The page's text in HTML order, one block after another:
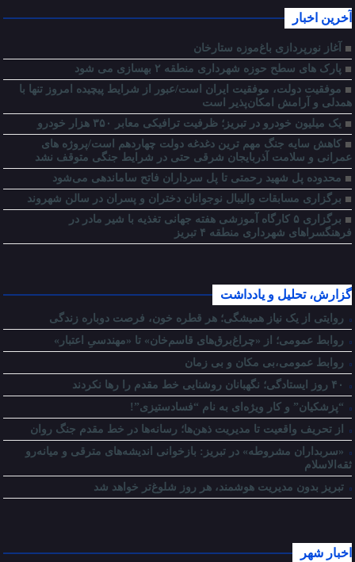
آخرین اخبار
آغاز نورپردازی باغ‌موزه ستارخان
پارک های سطح حوزه شهرداری منطقه ۲ بهسازی می شود
موفقیت دولت، موفقیت ایران است/عبور از شرایط پیچیده امروز تنها با
همدلی و آرامش امکان‌پذیر است
یک میلیون خودرو در تبریز؛ ظرفیت ترافیکی معابر ۳۵۰ هزار خودرو
کاهش سایه جنگ مهم ‌ترین دغدغه دولت چهاردهم است/پروژه ‌های
عمرانی و سلامت آذربایجان شرقی حتی در شرایط جنگی متوقف نشد
محدوده پل شهید رحمتی تا پل سرداران فاتح ساماندهی می‌شود
برگزاری مسابقات والیبال نوجوانان دختران و پسران در سالن شهروند
برگزاری ۵ کارگاه آموزشی هفته جهانی تغذیه با شیر مادر در
فرهنگسراهای شهرداری منطقه ۴ تبریز
گزارش، تحلیل و یادداشت
روایتی از یک نیاز همیشگی؛ هر قطره خون، فرصت دوباره زندگی
روابط عمومی؛ از «چراغ‌برق‌های قاسم‌خان» تا «مهندسیِ اعتبار»
روابط عمومی،بی مکان و بی زمان
“پزشکیان” و کار ویژه‌ای به نام “فسادستیزی”!
از تحریف واقعیت تا مدیریت ذهن‌ها؛ رسانه‌ها در خط مقدم جنگ روان
«سربداران مشروطه» در تبریز: بازخوانی اندیشه‌های مترقی و میانه‌رو
ثقه‌الاسلام
تبریز بدون مدیریت هوشمند، هر روز شلوغ‌تر خواهد شد
اخبار شهر